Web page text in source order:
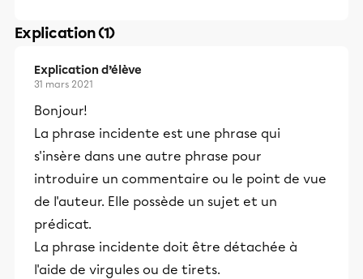
Explication (1)
Explication d’élève
31 mars 2021
Bonjour!
La phrase incidente est une phrase qui
s'insère dans une autre phrase pour
introduire un commentaire ou le point de vue
de l'auteur. Elle possède un sujet et un
prédicat.
La phrase incidente doit être détachée à
l'aide de virgules ou de tirets.